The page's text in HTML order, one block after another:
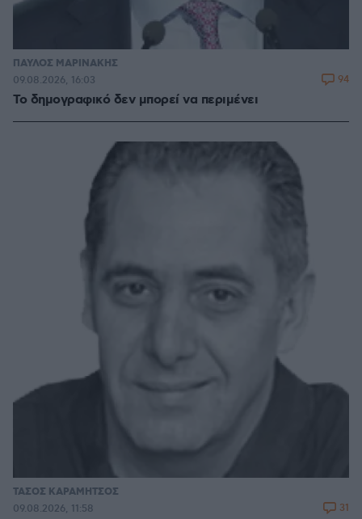
ΠΑΥΛΟΣ ΜΑΡΙΝΑΚΗΣ
Το δημογραφικό δεν μπορεί να περιμένει
09.08.2026, 16:03 94
ΤΑΣΟΣ ΚΑΡΑΜΗΤΣΟΣ
09.08.2026, 11:58 31